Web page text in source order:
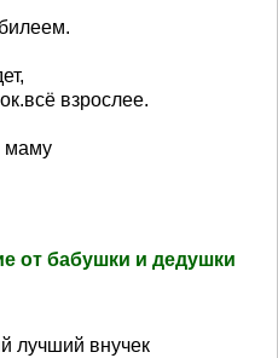
взрослее.
маму
от бабушки и дедушки
лучший внучек